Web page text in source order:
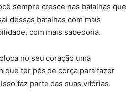
sempre cresce nas batalhas que
dessas batalhas com mais
com mais sabedoria.
no seu coração uma
que ter pés de corça para fazer
faz parte das suas vitórias.